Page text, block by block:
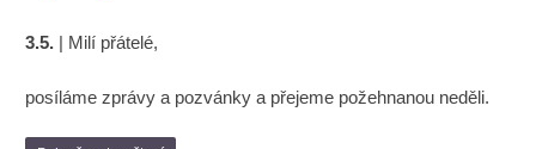
3.5. | Milí přátelé,
posíláme zprávy a pozvánky a přejeme požehnanou neděli.